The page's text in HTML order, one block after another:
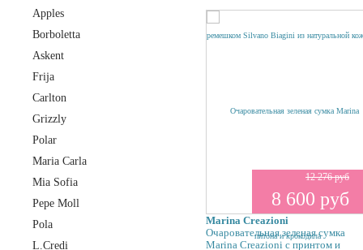
Apples
Borboletta
Askent
Frija
Carlton
Grizzly
Polar
Maria Carla
Mia Sofia
Pepe Moll
Pola
L.Credi
12 276 руб
8 600 руб
Marina Creazioni
Очаровательная зеленая сумка
Marina Creazioni с принтом и